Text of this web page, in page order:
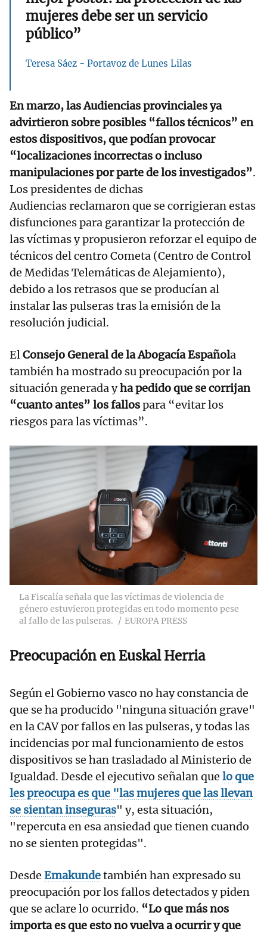
mujeres debe ser un servicio
público”
Teresa Sáez - Portavoz de Lunes Lilas
En marzo, las Audiencias provinciales ya
advirtieron sobre posibles “fallos técnicos” en
estos dispositivos, que podían provocar
“localizaciones incorrectas o incluso
manipulaciones por parte de los investigados”.
Los presidentes de dichas
Audiencias reclamaron que se corrigieran estas
disfunciones para garantizar la protección de
las víctimas y propusieron reforzar el equipo de
técnicos del centro Cometa (Centro de Control
de Medidas Telemáticas de Alejamiento),
debido a los retrasos que se producían al
instalar las pulseras tras la emisión de la
resolución judicial.
ElConsejo General de la Abogacía Española
también ha mostrado su preocupación por la
situación generada yha pedido que se corrijan
“cuanto antes” los fallospara “evitar los
riesgos para las víctimas”.
La Fiscalía señala que las víctimas de violencia de
género estuvieron protegidas en todo momento pese
al fallo de las pulseras.
EUROPA PRESS
Preocupación en Euskal Herria
Según el Gobierno vasco no hay constancia de
que se ha producido "ninguna situación grave"
en la CAV por fallos en las pulseras, y todas las
incidencias por mal funcionamiento de estos
dispositivos se han trasladado al Ministerio de
Igualdad. Desde el ejecutivo señalan que lo que
les preocupa es que "las mujeres que las llevan
se sientan inseguras" y, esta situación,
"repercuta en esa ansiedad que tienen cuando
no se sienten protegidas".
Desde Emakundetambién han expresado su
preocupación por los fallos detectados y piden
que se aclare lo ocurrido. “Lo que más nos
importa es que esto no vuelva a ocurrir y que